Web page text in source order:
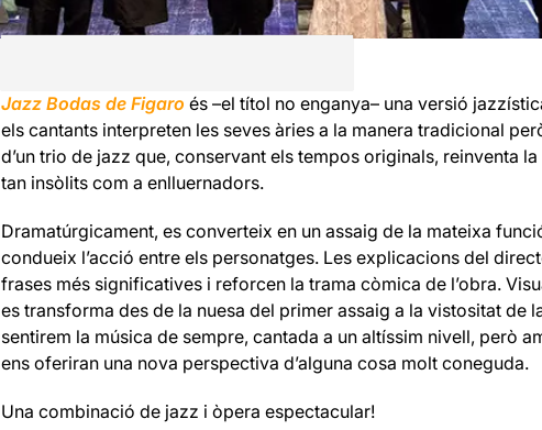
Jazz Bodas de Figaro és –el títol no enganya– una versió
els cantants interpreten les seves àries a la manera tradicional
d’un trio de jazz que, conservant els tempos originals, reinventa
tan insòlits com a enlluernadors.
Dramatúrgicament, es converteix en un assaig de la mateixa
condueix l’acció entre els personatges. Les explicacions del
frases més significatives i reforcen la trama còmica de l’obra.
es transforma des de la nuesa del primer assaig a la vistositat de
sentirem la música de sempre, cantada a un altíssim nivell, però
ens oferiran una nova perspectiva d’alguna cosa molt coneguda.
Una combinació de jazz i òpera espectacular!